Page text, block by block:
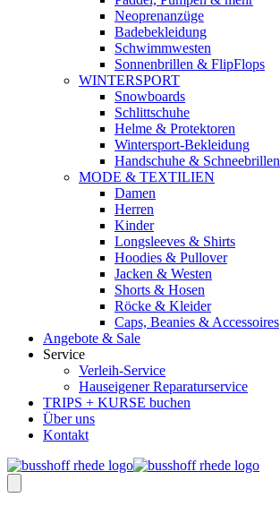
Neoprenanzüge
Badebekleidung
Schwimmwesten
Sonnenbrillen & FlipFlops
WINTERSPORT
Snowboards
Schlittschuhe
Helme & Protektoren
Wintersport-Bekleidung
Handschuhe & Schneebrillen
MODE & TEXTILIEN
Damen
Herren
Kinder
Longsleeves & Shirts
Hoodies & Pullover
Jacken & Westen
Shorts & Hosen
Röcke & Kleider
Caps, Beanies & Accessoires
Angebote & Sale
Service
Verleih-Service
Hauseigener Reparaturservice
TRIPS + KURSE buchen
Über uns
Kontakt